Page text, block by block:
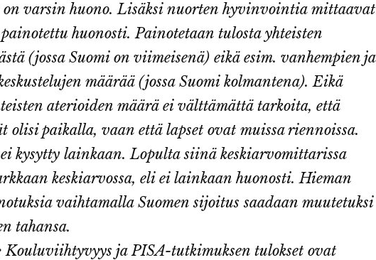
on varsin huono. Lisäksi nuorten hyvinvointia mittaavat
huonosti. Painotetaan tulosta yhteisten
(jossa Suomi on viimeisenä) eikä esim. vanhempien ja
määrää (jossa Suomi kolmantena). Eikä
aterioiden määrä ei välttämättä tarkoita, että
olisi paikalla, vaan että lapset ovat muissa riennoissa.
kysytty lainkaan. Lopulta siinä keskiarvomittarissa
keskiarvossa, eli ei lainkaan huonosti. Hieman
vaihtamalla Suomen sijoitus saadaan muutetuksi
tahansa.
Kouluviihtyvyys ja PISA-tutkimuksen tulokset ovat